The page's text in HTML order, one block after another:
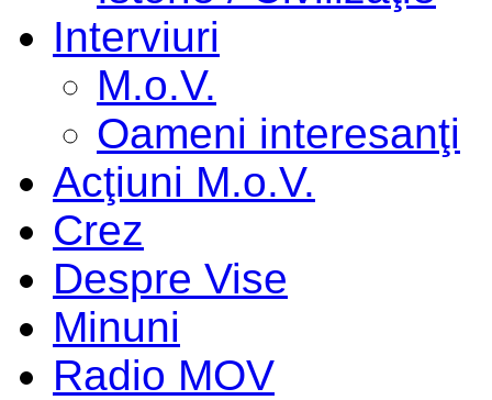
Interviuri
M.o.V.
Oameni interesanţi
Acţiuni M.o.V.
Crez
Despre Vise
Minuni
Radio MOV